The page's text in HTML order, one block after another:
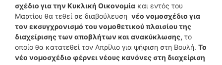
σχέδιο για την Κυκλική Οικονομία και εντός του
Μαρτίου θα τεθεί σε διαβούλευση νέο νομοσχέδιο για
τον εκσυγχρονισμό του νομοθετικού πλαισίου της
διαχείρισης των αποβλήτων και ανακύκλωσης, το
οποίο θα κατατεθεί τον Απρίλιο για ψήφιση στη Βουλή. Το
νέο νομοσχέδιο φέρνει νέους κανόνες στη διαχείριση